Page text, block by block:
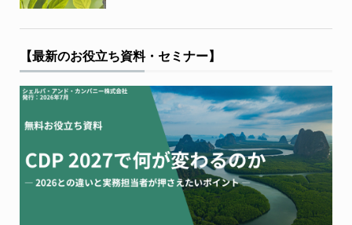
【最新のお役立ち資料・セミナー】